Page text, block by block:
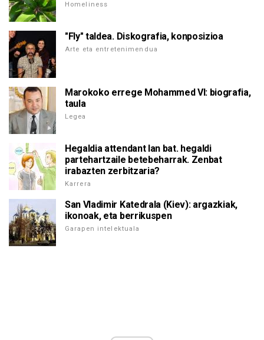
Homeliness
"Fly" taldea. Diskografia, konposizioa
Arte eta entretenimendua
Marokoko errege Mohammed VI: biografia,
taula
Legea
Hegaldia attendant lan bat. hegaldi
partehartzaile betebeharrak. Zenbat
irabazten zerbitzaria?
Karrera
San Vladimir Katedrala (Kiev): argazkiak,
ikonoak, eta berrikuspen
Garapen intelektuala